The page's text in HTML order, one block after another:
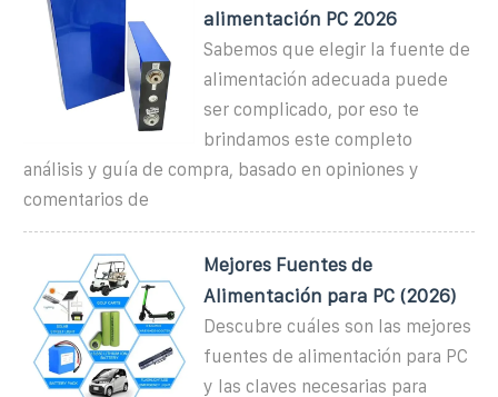
alimentación PC 2026
Sabemos que elegir la fuente de
alimentación adecuada puede
ser complicado, por eso te
brindamos este completo
análisis y guía de compra, basado en opiniones y
comentarios de
Mejores Fuentes de
Alimentación para PC (2026)
Descubre cuáles son las mejores
fuentes de alimentación para PC
y las claves necesarias para